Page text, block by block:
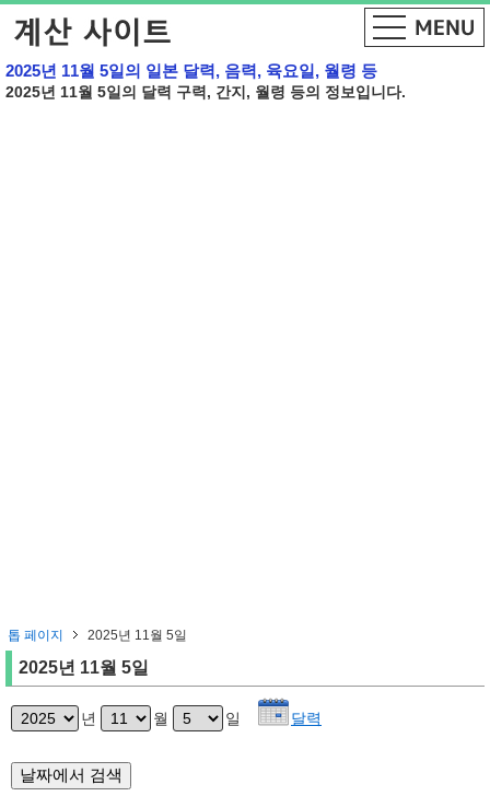
2025년 11월 5일의 일본 달력, 음력, 육요일, 월령 등
2025년 11월 5일의 달력 구력, 간지, 월령 등의 정보입니다.
톱 페이지 2025년 11월 5일
2025년 11월 5일
년 월 일 달력